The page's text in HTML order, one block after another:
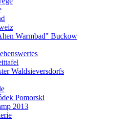
Warmbad" Buckow
Waldsieversdorfs
Pomorski
2013